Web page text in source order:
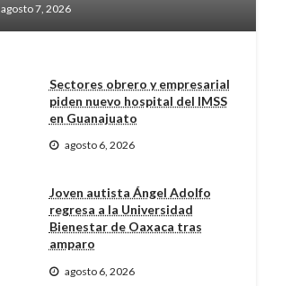
agosto 7, 2026
Sectores obrero y empresarial
piden nuevo hospital del IMSS
en Guanajuato
agosto 6, 2026
Joven autista Ángel Adolfo
regresa a la Universidad
Bienestar de Oaxaca tras
amparo
agosto 6, 2026